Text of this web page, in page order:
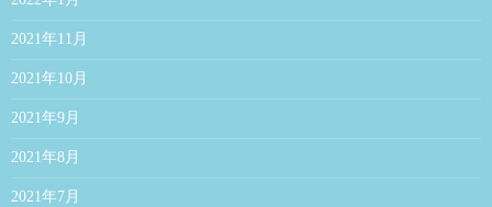
2021年11月
2021年10月
2021年9月
2021年8月
2021年7月